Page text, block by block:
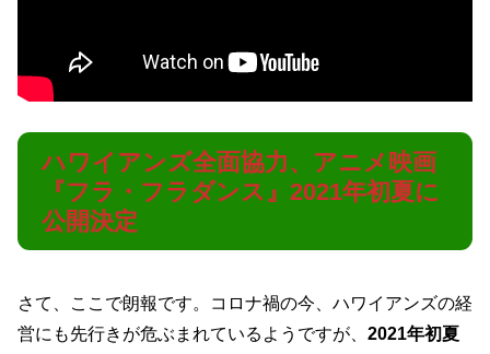
ハワイアンズ全面協力、アニメ映画
『フラ・フラダンス』2021年初夏に
公開決定
さて、ここで朗報です。コロナ禍の今、ハワイアンズの経
営にも先行きが危ぶまれているようですが、 2021年初夏